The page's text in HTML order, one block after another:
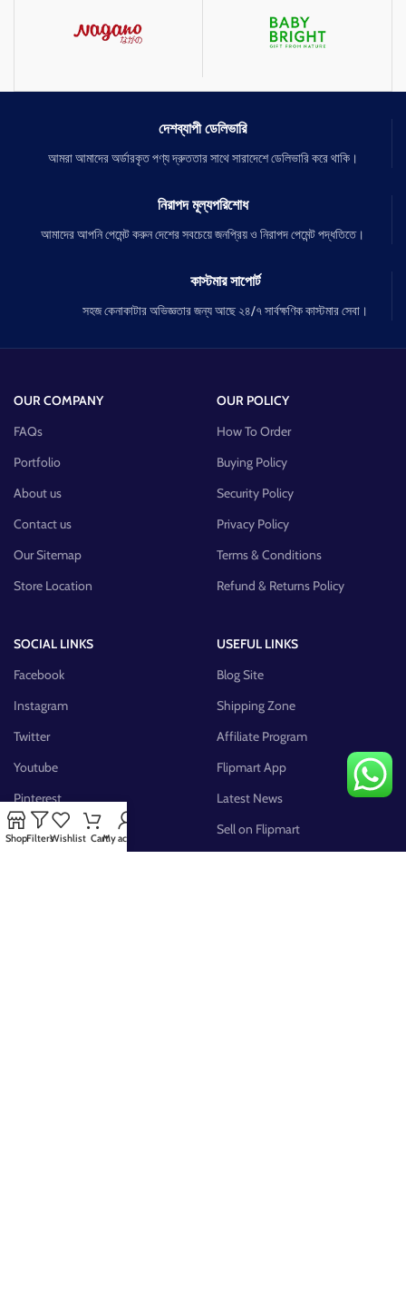
দেশব্যাপী ডেলিভারি
আমরা আমাদের অর্ডারকৃত পণ্য দ্রুততার সাথে সারাদেশে ডেলিভারি করে থাকি।
নিরাপদ মূল্যপরিশোধ
আমাদের আপনি পেমেন্ট করুন দেশের সবচেয়ে জনপ্রিয় ও নিরাপদ পেমেন্ট পদ্ধতিতে।
কাস্টমার সাপোর্ট
সহজ কেনাকাটার অভিজ্ঞতার জন্য আছে ২৪/৭ সার্বক্ষণিক কাস্টমার সেবা।
OUR COMPANY
FAQs
Portfolio
About us
Contact us
Our Sitemap
Store Location
OUR POLICY
How To Order
Buying Policy
Security Policy
Privacy Policy
Terms & Conditions
Refund & Returns Policy
SOCIAL LINKS
Facebook
Instagram
Twitter
Youtube
Pinterest
FB Group
USEFUL LINKS
Blog Site
Shipping Zone
Affiliate Program
Flipmart App
Latest News
Sell on Flipmart
ShopFiltersWishlist CartMy account